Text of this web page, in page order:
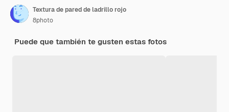
Textura de pared de ladrillo rojo
8photo
Puede que también te gusten estas fotos